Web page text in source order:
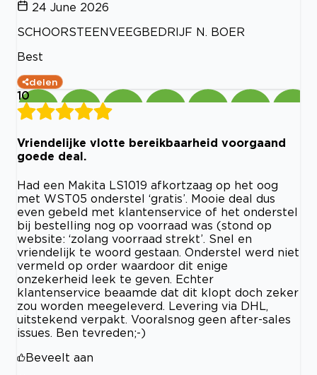
24 June 2026
SCHOORSTEENVEEGBEDRIJF N. BOER
Best
delen
10
Vriendelijke vlotte bereikbaarheid voorgaand
goede deal.
Had een Makita LS1019 afkortzaag op het oog
met WST05 onderstel ‘gratis’. Mooie deal dus
even gebeld met klantenservice of het onderstel
bij bestelling nog op voorraad was (stond op
website: ‘zolang voorraad strekt’. Snel en
vriendelijk te woord gestaan. Onderstel werd niet
vermeld op order waardoor dit enige
onzekerheid leek te geven. Echter
klantenservice beaamde dat dit klopt doch zeker
zou worden meegeleverd. Levering via DHL,
uitstekend verpakt. Vooralsnog geen after-sales
issues. Ben tevreden;-)
Beveelt aan